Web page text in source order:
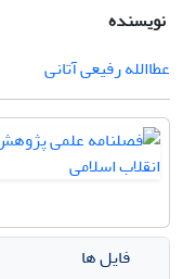
نویسنده
عطاالله رفیعی آتانی
فایل ها